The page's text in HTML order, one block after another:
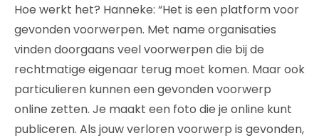
Hoe werkt het? Hanneke: “Het is een platform voor
gevonden voorwerpen. Met name organisaties
vinden doorgaans veel voorwerpen die bij de
rechtmatige eigenaar terug moet komen. Maar ook
particulieren kunnen een gevonden voorwerp
online zetten. Je maakt een foto die je online kunt
publiceren. Als jouw verloren voorwerp is gevonden,